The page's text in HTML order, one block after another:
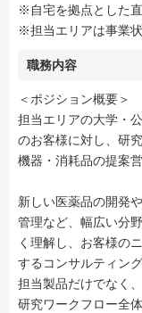
※自宅を拠点とした
※担当エリアは事業
職務内容
＜ポジション概要＞
担当エリアの大学・
のお客様に対し、研
機器・消耗品の提案
新しい医薬品の開発
管理など、幅広い分
く理解し、お客様の
するコンサルティン
担当製品だけでなく
研究ワークフロー全